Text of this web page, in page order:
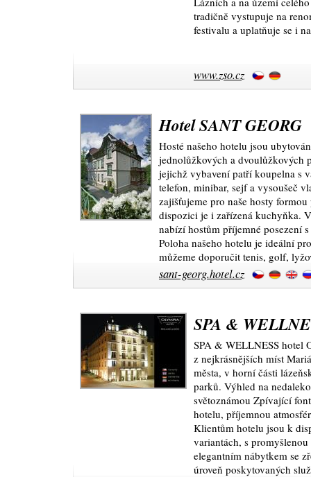
tradičně vystupuje na
festivalu a uplatňuje se i
www.zso.cz
Hotel SANT GEORG
Hosté našeho hotelu jsou
jednolůžkových a dvoulůžkových
jejichž vybavení patří koupelna s
telefon, minibar, sejf a vysoušeč
zajišťujeme pro naše hosty
dispozici je i zařízená kuchyňka.
nabízí hostům příjemné posezení
Poloha našeho hotelu je ideální
můžeme doporučit tenis, golf,
sant-georg.hotel.cz
SPA &
SPA & WELLNESS hotel
z nejkrásnějších míst
města, v horní části
parků. Výhled na
světoznámou Zpívající
hotelu, příjemnou
Klientům hotelu jsou k
variantách, s
elegantním nábytkem se
úroveň poskytovaných